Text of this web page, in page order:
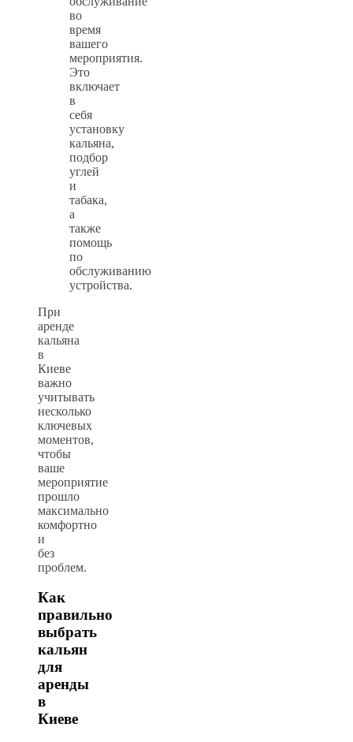
во
время
вашего
мероприятия.
Это
включает
в
себя
установку
кальяна,
подбор
углей
и
табака,
а
также
помощь
по
обслуживанию
устройства.
При
аренде
кальяна
в
Киеве
важно
учитывать
несколько
ключевых
моментов,
чтобы
ваше
мероприятие
прошло
максимально
комфортно
и
без
проблем.
Как
правильно
выбрать
кальян
для
аренды
в
Киеве